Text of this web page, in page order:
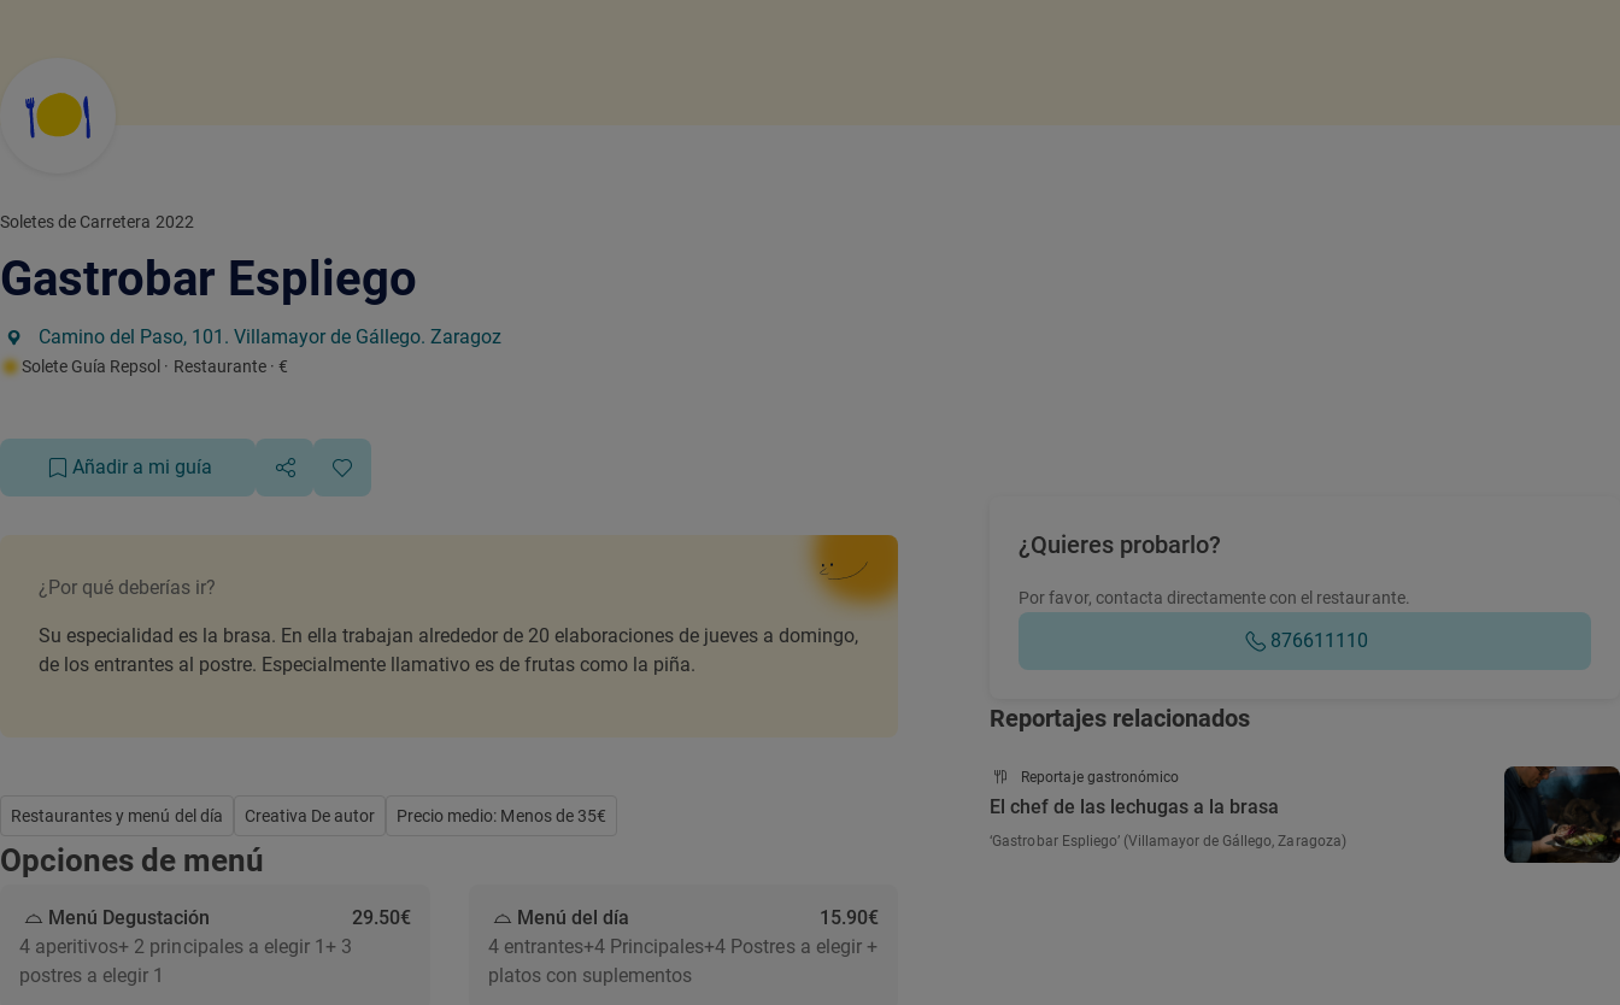
Soletes de Carretera 2022
Gastrobar Espliego
Camino del Paso, 101. Villamayor de Gállego. Zaragoz
Solete Guía Repsol · Restaurante · €
Añadir a mi guía
¿Por qué deberías ir?
Su especialidad es la brasa. En ella trabajan alrededor de 20 elaboraciones de jueves a domingo,
de los entrantes al postre. Especialmente llamativo es de frutas como la piña.
Restaurantes y menú del día Creativa De autor Precio medio: Menos de 35€
Opciones de menú
Menú Degustación
29.50€
4 aperitivos+ 2 principales a elegir 1+ 3
postres a elegir 1
Menú del día
15.90€
4 entrantes+4 Principales+4 Postres a elegir +
platos con suplementos
¿Quieres probarlo?
876611110
Por favor, contacta directamente con el restaurante.
Reportajes relacionados
Reportaje gastronómico
El chef de las lechugas a la brasa
‘Gastrobar Espliego’ (Villamayor de Gállego, Zaragoza)